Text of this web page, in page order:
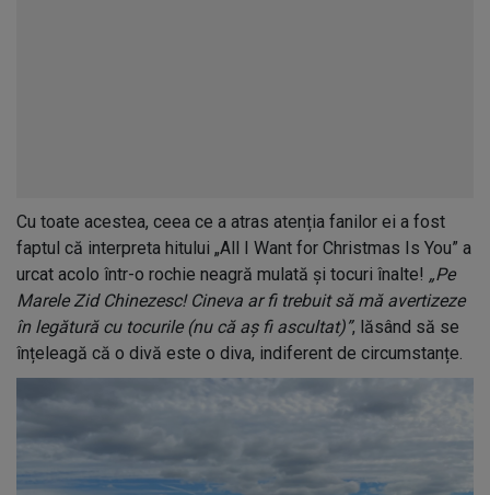
Cu toate acestea, ceea ce a atras atenția fanilor ei a fost
faptul că interpreta hitului „All I Want for Christmas Is You” a
urcat acolo într-o rochie neagră mulată și tocuri înalte! „Pe
Marele Zid Chinezesc! Cineva ar fi trebuit să mă avertizeze
în legătură cu tocurile (nu că aș fi ascultat)”, lăsând să se
înțeleagă că o divă este o diva, indiferent de circumstanțe.